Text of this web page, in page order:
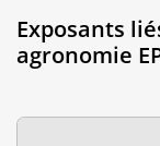
Exposants
agronomie